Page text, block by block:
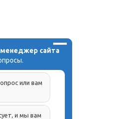
сайта
или вам
и мы вам